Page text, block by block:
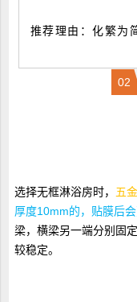
推荐理由：化繁为
02
选择无框淋浴房时， 五
厚度10mm的，贴膜后
梁，横梁另一端分别固
较稳定。